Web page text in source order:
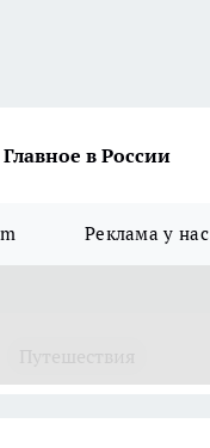
Главное в России
Реклама у нас